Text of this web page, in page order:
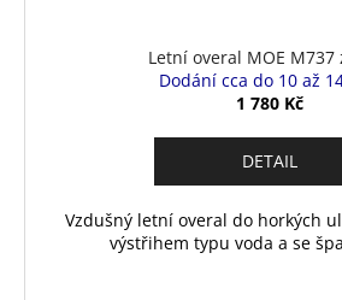
Letní overal MOE M737
Dodání cca do 10 až
1 780 Kč
DETAIL
Vzdušný letní overal do horkých
výstřihem typu voda a se